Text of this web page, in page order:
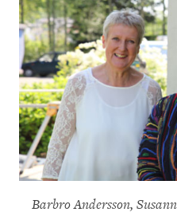
Barbro Andersson,